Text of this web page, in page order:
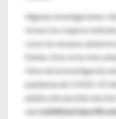
Algunas investigaciones
Incluso los mejores
como los ensayos
fiables. Esto se ha visto
ritmo de la investigación
pandemia de COVID-19.
pública de una
unavisibilidad